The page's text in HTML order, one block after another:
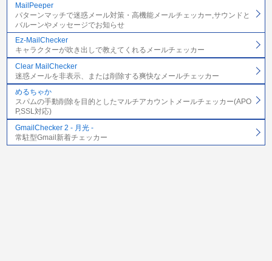
MailPeeper
パターンマッチで迷惑メール対策・高機能メールチェッカー,サウンドと
バルーンやメッセージでお知らせ
Ez-MailChecker
キャラクターが吹き出しで教えてくれるメールチェッカー
Clear MailChecker
迷惑メールを非表示、または削除する爽快なメールチェッカー
めるちゃか
スパムの手動削除を目的としたマルチアカウントメールチェッカー(APO
P,SSL対応)
GmailChecker 2 - 月光 -
常駐型Gmail新着チェッカー